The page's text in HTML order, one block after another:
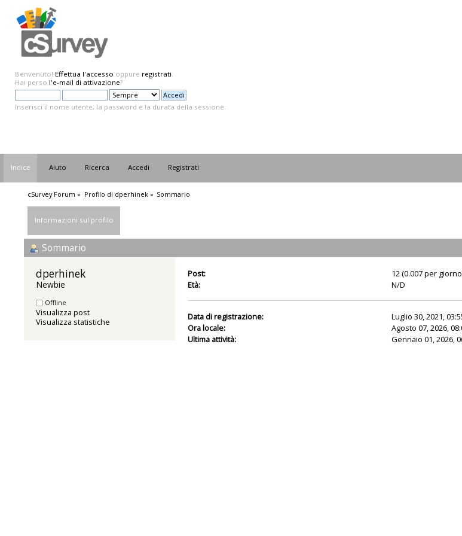
Benvenuto! Effettua l'accesso oppure registrati.
Hai perso l'e-mail di attivazione?
Inserisci il nome utente, la password e la durata della sessione.
Indice Aiuto Ricerca Accedi Registrati
cSurvey Forum » Profilo di dperhinek» Sommario
Informazioni sul profilo
Sommario
dperhinek
Newbie
Offline
Visualizza post
Visualizza statistiche
Post:
12 (0.007 per
Età:
N/D
Data di registrazione:
Luglio 30, 2021,
Ora locale:
Agosto 07, 2026,
Ultima attività:
Gennaio 01, 2026,